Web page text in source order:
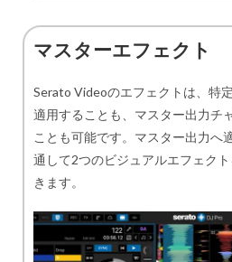
マスターエフェクト
Serato Videoのエフェクトは、特
適用することも、マスター出力チ
ことも可能です。マスター出力へ
通して2つのビジュアルエフェク
きます。